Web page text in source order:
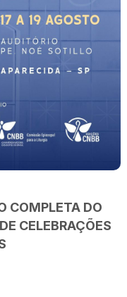
COMPLETA DO
CELEBRAÇÕES